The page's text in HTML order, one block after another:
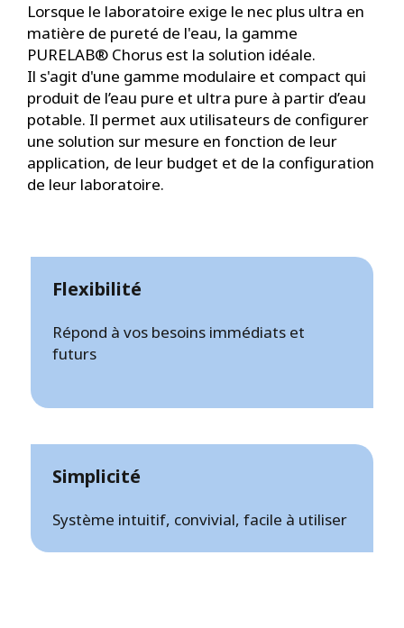
Lorsque le laboratoire exige le nec plus ultra en
matière de pureté de l'eau, la gamme
PURELAB® Chorus est la solution idéale.
Il s'agit d'une gamme modulaire et compact qui
produit de l’eau pure et ultra pure à partir d’eau
potable. Il permet aux utilisateurs de configurer
une solution sur mesure en fonction de leur
application, de leur budget et de la configuration
de leur laboratoire.
Flexibilité
Répond à vos besoins immédiats et
futurs
Simplicité
Système intuitif, convivial, facile à utiliser